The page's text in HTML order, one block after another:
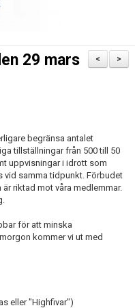
>
<
29 mars
begränsa antalet
tillställningar från 500 till 50
uppvisningar i idrott som
vid samma tidpunkt. Förbudet
riktad mot våra medlemmar.
för att minska
kommer vi ut med
eller "Highfivar")